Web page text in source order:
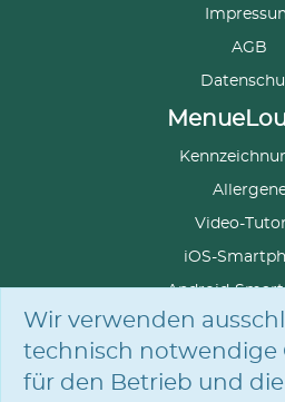
Wir verwenden
technisch notwendige
für den Betrieb und
AGB
Video-
iOS-
Android-
SPRACHE